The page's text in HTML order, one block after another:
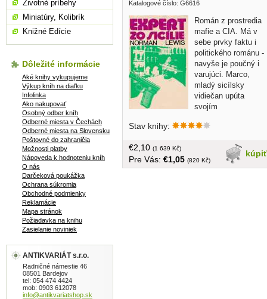
Katalogové číslo: G6616
Román z prostredia
mafie a CIA. Má v
sebe prvky faktu i
politického románu -
navyše je poučný i
varujúci. Marco,
mladý sicílsky
vidiečan upúta
svojím
činom pozornosť miestnej mafie aj CIA.
použije ako nástroj v sérii politických
vrážd postupuje na spoločenskom
rebríčku. Po čase je donútený odísť do
Stav knihy:
kúpiť
€2,10 (1 639 Kč)
Pre Vás: €1,05 (820 Kč)
Životné príbehy
Miniatúry, Kolibrík
Knižné Edície
Dôležité informácie
Aké knihy vykupujeme
Výkup kníh na diaľku
Infolinka
Ako nakupovať
Osobný odber kníh
Odberné miesta v Čechách
Odberné miesta na Slovensku
Poštovné do zahraničia
Možnosti platby
Nápoveda k hodnoteniu kníh
O nás
Darčeková poukážka
Ochrana súkromia
Obchodné podmienky
Reklamácie
Mapa stránok
Požiadavka na knihu
Zasielanie noviniek
ANTIKVARIÁT s.r.o.
Radničné námestie 46
08501 Bardejov
tel: 054 474 4424
mob: 0903 612078
info@antikvariatshop.sk